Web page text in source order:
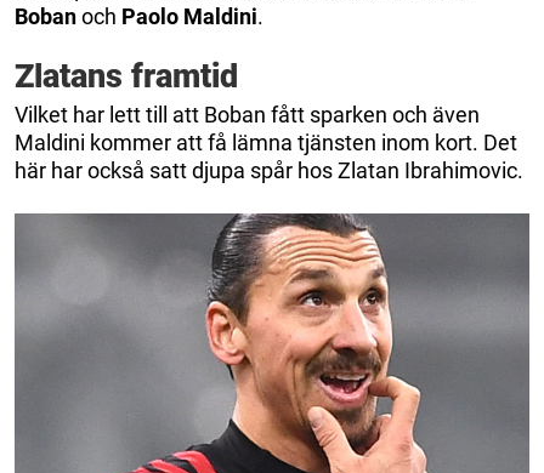
Bobanoch Paolo Maldini.
Zlatans framtid
Vilket har lett till att Boban fått sparken och även
Maldini kommer att få lämna tjänsten inom kort. Det
här har också satt djupa spår hos Zlatan Ibrahimovic.